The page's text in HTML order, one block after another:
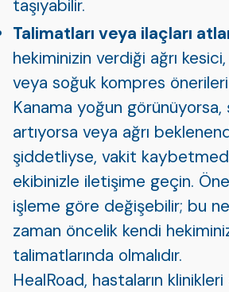
taşıyabilir.
Talimatları veya ilaçları
hekiminizin verdiği ağrı
veya soğuk kompres
Kanama yoğun görünüyorsa,
artıyorsa veya ağrı
şiddetliyse, vakit
ekibinizle iletişime geçin.
işleme göre değişebilir; bu
zaman öncelik kendi
talimatlarında olmalıdır.
HealRoad, hastaların